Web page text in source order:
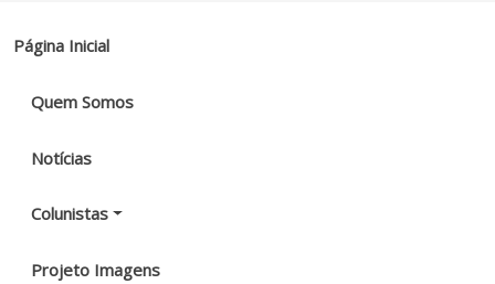
Página Inicial
Quem Somos
Notícias
Colunistas
Projeto Imagens